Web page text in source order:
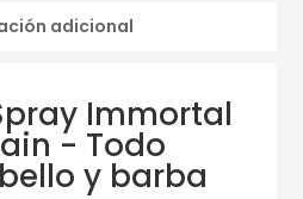
adicional
Immortal
- Todo
y barba